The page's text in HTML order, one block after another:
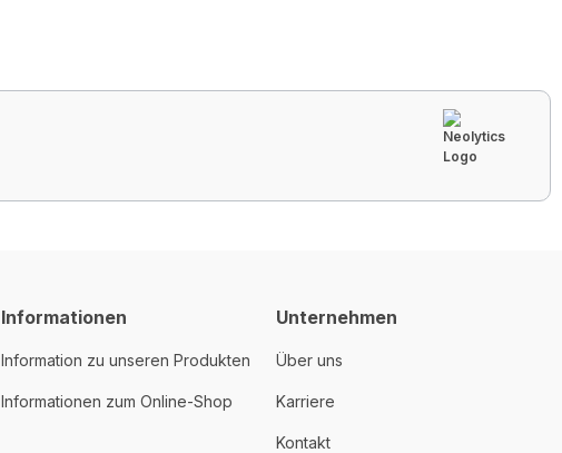
Informationen
Information zu unseren Produkten
Informationen zum Online-Shop
Unternehmen
Über uns
Karriere
Kontakt